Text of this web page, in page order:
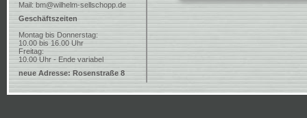
Mail: bm@wilhelm-sellschopp.de
Geschäftszeiten
Montag bis Donnerstag:
10.00 bis 16.00 Uhr
Freitag:
10.00 Uhr - Ende variabel
neue Adresse: Rosenstraße 8